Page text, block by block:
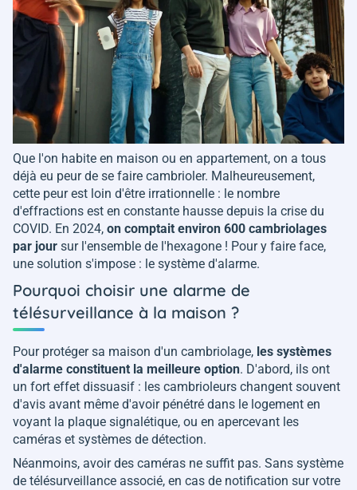
Que l'on habite en maison ou en appartement, on a tous
déjà eu peur de se faire cambrioler. Malheureusement,
cette peur est loin d'être irrationnelle : le nombre
d'effractions est en constante hausse depuis la crise du
COVID. En 2024, on comptait environ 600 cambriolages
par jour sur l'ensemble de l'hexagone ! Pour y faire face,
une solution s'impose : le système d'alarme.
Pourquoi choisir une alarme de
télésurveillance à la maison ?
Pour protéger sa maison d'un cambriolage, les systèmes
d'alarme constituent la meilleure option. D'abord, ils ont
un fort effet dissuasif : les cambrioleurs changent souvent
d'avis avant même d'avoir pénétré dans le logement en
voyant la plaque signalétique, ou en apercevant les
caméras et systèmes de détection.
Néanmoins, avoir des caméras ne suffit pas. Sans système
de télésurveillance associé, en cas de notification sur votre